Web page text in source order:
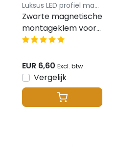
Luksus LED profiel magnetische montageklem
Zwarte magnetische
montageklem voor
LED profiel
EUR 6,60 Excl. btw
Vergelijk